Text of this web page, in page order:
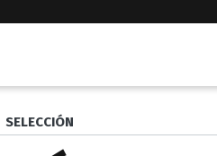
SELECCIÓN